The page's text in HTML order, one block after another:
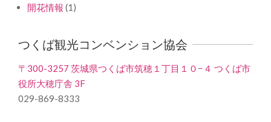
開花情報 (1)
つくば観光コンベンション協会
〒300-3257 茨城県つくば市筑穂１丁目１０−４ つくば市
役所大穂庁舎 3F
029-869-8333